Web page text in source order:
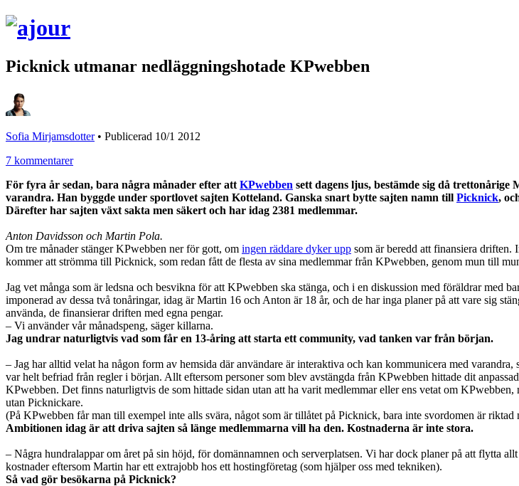
Picknick utmanar nedläggningshotade KPwebben
Sofia Mirjamsdotter• Publicerad 10/1 2012
7 kommentarer
För fyra år sedan, bara några månader efter att KPwebben sett dagens ljus, bestämde sig då
varandra. Han byggde under sportlovet sajten Kotteland. Ganska snart bytte sajten namn till Picknick,
Därefter har sajten växt sakta men säkert och har idag 2381 medlemmar.
Anton Davidsson och Martin Pola.
Om tre månader stänger KPwebben ner för gott, om ingen räddare dyker upp som är beredd att finansiera driften.
kommer att strömma till Picknick, som redan fått de flesta av sina medlemmar från KPwebben, genom mun till
Jag vet många som är ledsna och besvikna för att KPwebben ska stänga, och i en diskussion med föräldrar med
imponerad av dessa två tonåringar, idag är Martin 16 och Anton är 18 år, och de har inga planer på att vare sig
använda, de finansierar driften med egna pengar.
– Vi använder vår månadspeng, säger killarna.
Jag undrar naturligtvis vad som får en 13-åring att starta ett community, vad tanken var från början.
– Jag har alltid velat ha någon form av hemsida där användare är interaktiva och kan kommunicera med
var helt befriad från regler i början. Allt eftersom personer som blev avstängda från KPwebben hittade dit
KPwebben. Det finns naturligtvis de som hittade sidan utan att ha varit medlemmar eller ens vetat om
utan Picknickare.
(På KPwebben får man till exempel inte alls svära, något som är tillåtet på Picknick, bara inte svordomen är
Ambitionen idag är att driva sajten så länge medlemmarna vill ha den. Kostnaderna är inte stora.
– Några hundralappar om året på sin höjd, för domännamnen och serverplatsen. Vi har dock planer på att flytta
kostnader eftersom Martin har ett extrajobb hos ett hostingföretag (som hjälper oss med tekniken).
Så vad gör besökarna på Picknick?